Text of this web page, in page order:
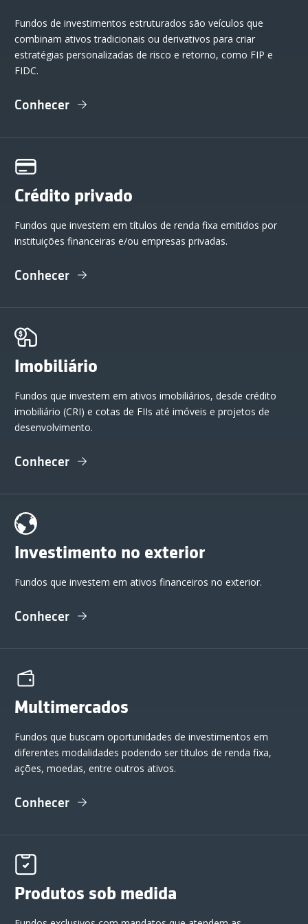
Fundos de investimentos estruturados são veículos que
combinam ativos tradicionais ou derivativos para criar
estratégias personalizadas de risco e retorno, como FIP e
FIDC.
Conhecer
Crédito privado
Fundos que investem em títulos de renda fixa emitidos por
instituições financeiras e/ou empresas privadas.
Conhecer
Imobiliário
Fundos que investem em ativos imobiliários, desde crédito
imobiliário (CRI) e cotas de FIIs até imóveis e projetos de
desenvolvimento.
Conhecer
Investimento no exterior
Fundos que investem em ativos financeiros no exterior.
Conhecer
Multimercados
Fundos que buscam oportunidades de investimentos em
diferentes modalidades podendo ser títulos de renda fixa,
ações, moedas, entre outros ativos.
Conhecer
Produtos sob medida